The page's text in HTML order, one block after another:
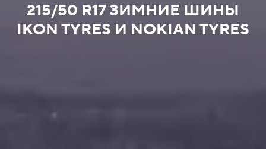
215/50 R17 ЗИМНИЕ ШИНЫ
IKON TYRES И NOKIAN TYRES